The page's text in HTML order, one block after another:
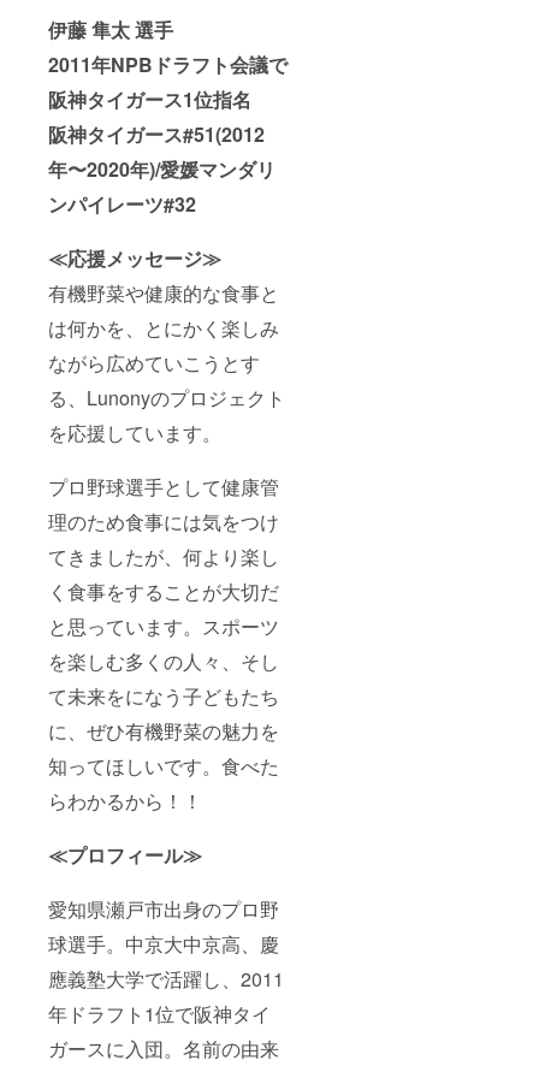
伊藤 隼太 選手
2011年NPBドラフト会議で
阪神タイガース1位指名
阪神タイガース#51(2012
年〜2020年)/愛媛マンダリ
ンパイレーツ#32
≪応援メッセージ≫
有機野菜や健康的な食事と
は何かを、とにかく楽しみ
ながら広めていこうとす
る、Lunonyのプロジェクト
を応援しています。
プロ野球選手として健康管
理のため食事には気をつけ
てきましたが、何より楽し
く食事をすることが大切だ
と思っています。スポーツ
を楽しむ多くの人々、そし
て未来をになう子どもたち
に、ぜひ有機野菜の魅力を
知ってほしいです。食べた
らわかるから！！
≪プロフィール≫
愛知県瀬戸市出身のプロ野
球選手。中京大中京高、慶
應義塾大学で活躍し、2011
年ドラフト1位で阪神タイ
ガースに入団。名前の由来